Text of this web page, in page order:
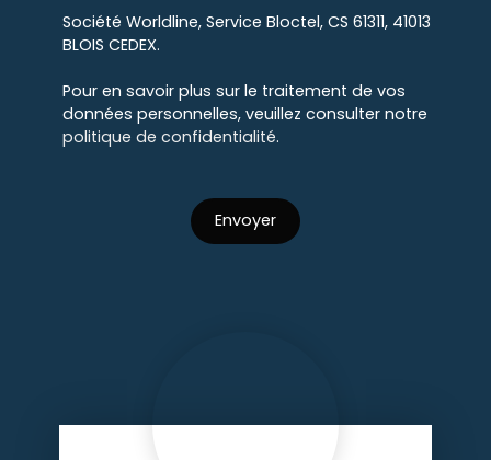
Société Worldline, Service Bloctel, CS 61311, 41013
BLOIS CEDEX.
Pour en savoir plus sur le traitement de vos
données personnelles, veuillez consulter notre
politique de confidentialité.
Envoyer